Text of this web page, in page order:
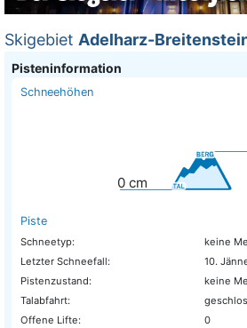
Skigebiet Adelharz-
Pisteninformation
Schneehöhen
0 cm
Piste
Schneetyp:
keine
Letzter Schneefall:
10.
Pistenzustand:
keine
Talabfahrt:
Offene Lifte:
0